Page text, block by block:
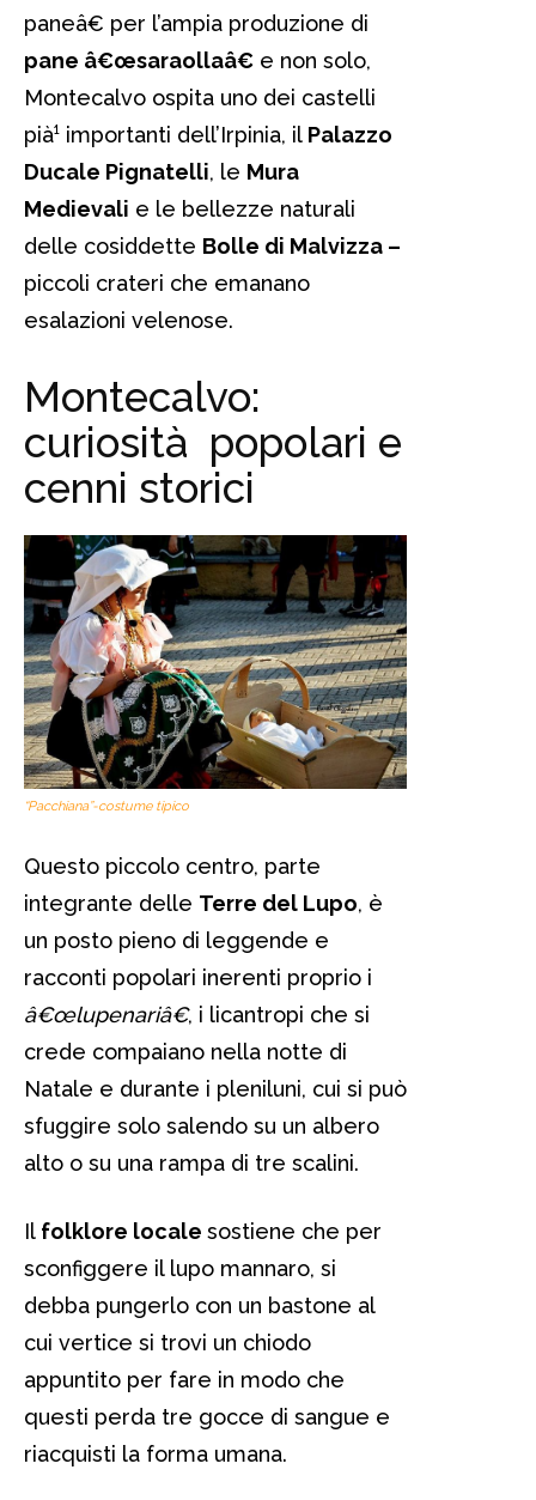
paneâ€ per l’ampia produzione di
pane â€œsaraollaâ€ e non solo,
Montecalvo ospita uno dei castelli
pià¹ importanti dell’Irpinia, il Palazzo
Ducale Pignatelli, le Mura
Medievali e le bellezze naturali
delle cosiddette Bolle di Malvizza –
piccoli crateri che emanano
esalazioni velenose.
Montecalvo:
curiosità popolari e
cenni storici
“Pacchiana”-costume tipico
Questo piccolo centro, parte
integrante delle Terre del Lupo, è
un posto pieno di leggende e
racconti popolari inerenti proprio i
â€œlupenariâ€, i licantropi che si
crede compaiano nella notte di
Natale e durante i pleniluni, cui si può
sfuggire solo salendo su un albero
alto o su una rampa di tre scalini.
Il folklore locale sostiene che per
sconfiggere il lupo mannaro, si
debba pungerlo con un bastone al
cui vertice si trovi un chiodo
appuntito per fare in modo che
questi perda tre gocce di sangue e
riacquisti la forma umana.